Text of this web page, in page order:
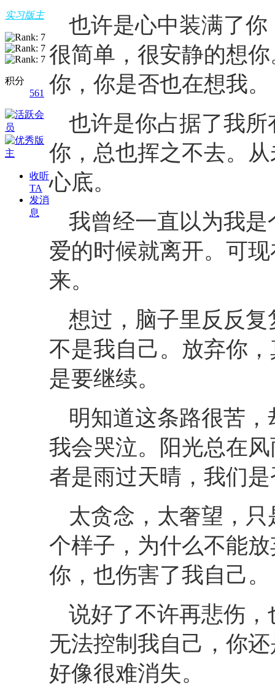
实习版主
积分
561
收听
TA
发消
息
也许是心中装满了
很简单，很安静的想
你，你是否也在想我。
也许是你占据了我
你，总也挥之不去。
心底。
我曾经一直以为我
爱的时候就离开。可
来。
想过，脑子里反反
不是我自己。放弃你
是要继续。
明知道这条路很苦
我会哭泣。阳光总在
者是雨过天晴，我们
太贪念，太奢望，
个样子，为什么不能
你，也伤害了我自己。
说好了不许再悲伤
无法控制我自己，你
好像很难消失。